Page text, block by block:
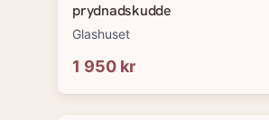
prydnadskudde
Glashuset
1 950 kr